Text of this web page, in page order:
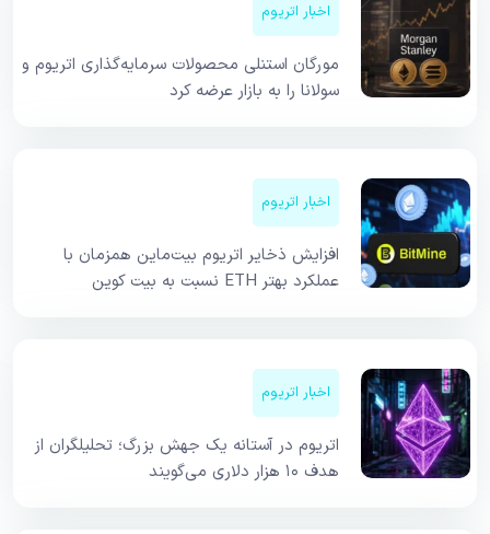
اخبار اتریوم
مورگان استنلی محصولات سرمایه‌گذاری اتریوم و
سولانا را به بازار عرضه کرد
اخبار اتریوم
افزایش ذخایر اتریوم بیت‌ماین همزمان با
عملکرد بهتر ETH نسبت به بیت کوین
اخبار اتریوم
اتریوم در آستانه یک جهش بزرگ؛ تحلیلگران از
هدف ۱۰ هزار دلاری می‌گویند